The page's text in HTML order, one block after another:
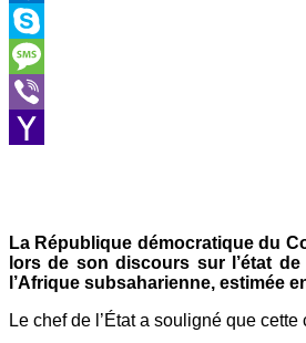
Outlook.com
Skype
Message
Viber
La République démocratique du
lors de son discours sur l’état
l’Afrique subsaharienne, estimée
Le chef de l’État a souligné que